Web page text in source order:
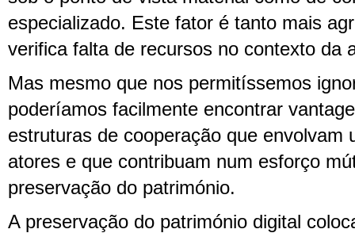
especializado. Este fator é tanto mais
verifica falta de recursos no contexto da
Mas mesmo que nos permitíssemos
poderíamos facilmente encontrar
estruturas de cooperação que envolvam
atores e que contribuam num esforço
preservação do património.
A preservação do património digital